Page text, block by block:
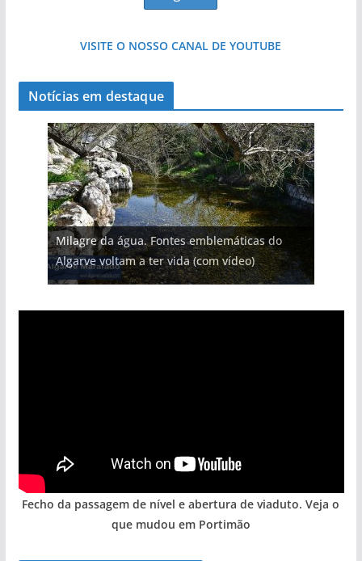
VISITE O NOSSO CANAL DE YOUTUBE
Notícias em destaque
Milagre da água. Fontes emblemáticas do
Algarve voltam a ter vida (com vídeo)
Projeto milionário: investimento de 108
milhões de euros na construção de dois
hotéis (com vídeo)
Tempestades roubam areia de praias e põem
arribas em risco no Algarve (com vídeo)
Foto do dia: uma cidade algarvia que cresceu
entre redes e fábricas
Tapas do mar a 3 euros cada. Nova rota
gastronómica nasce no Algarve
Fecho da passagem de nível e abertura de viaduto. Veja o
que mudou em Portimão